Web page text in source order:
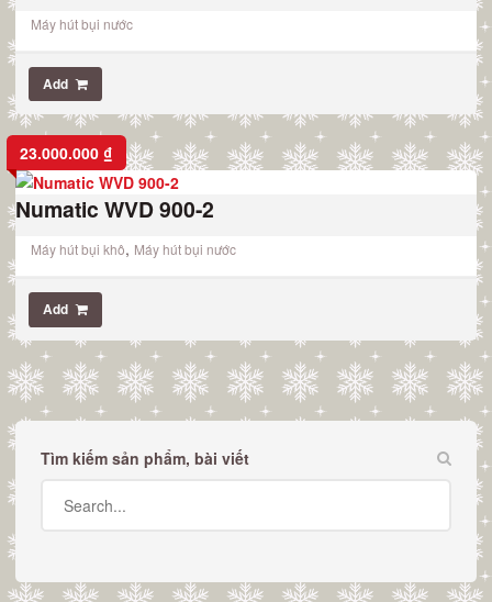
Máy hút bụi nước
Add
23.000.000 ₫
Numatic WVD 900-2
Máy hút bụi khô, Máy hút bụi nước
Add
Tìm kiếm sản phẩm, bài viết